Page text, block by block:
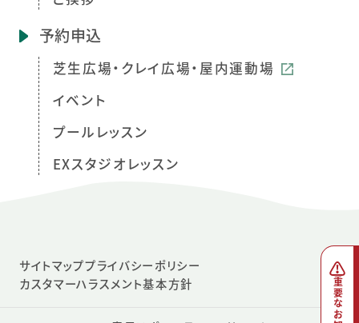
予約申込
芝生広場・クレイ広場・屋内運動場
イベント
プールレッスン
EXスタジオレッスン
サイトマッププライバシーポリシー
カスタマーハラスメント基本方針